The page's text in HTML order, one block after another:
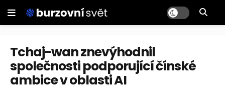
Tchaj-wan znevýhodnil
společnosti podporující čínské
ambice v oblasti AI